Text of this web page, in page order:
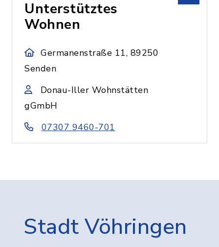
Unterstütztes
Wohnen
Germanenstraße 11, 89250
Senden
Donau-Iller Wohnstätten
gGmbH
07307 9460-701
Stadt Vöhringen